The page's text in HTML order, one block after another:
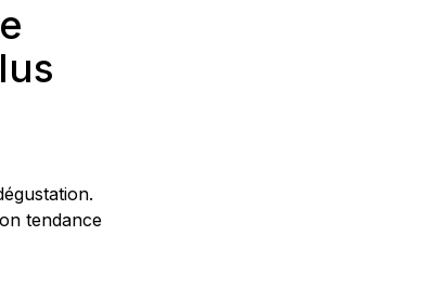
tendance